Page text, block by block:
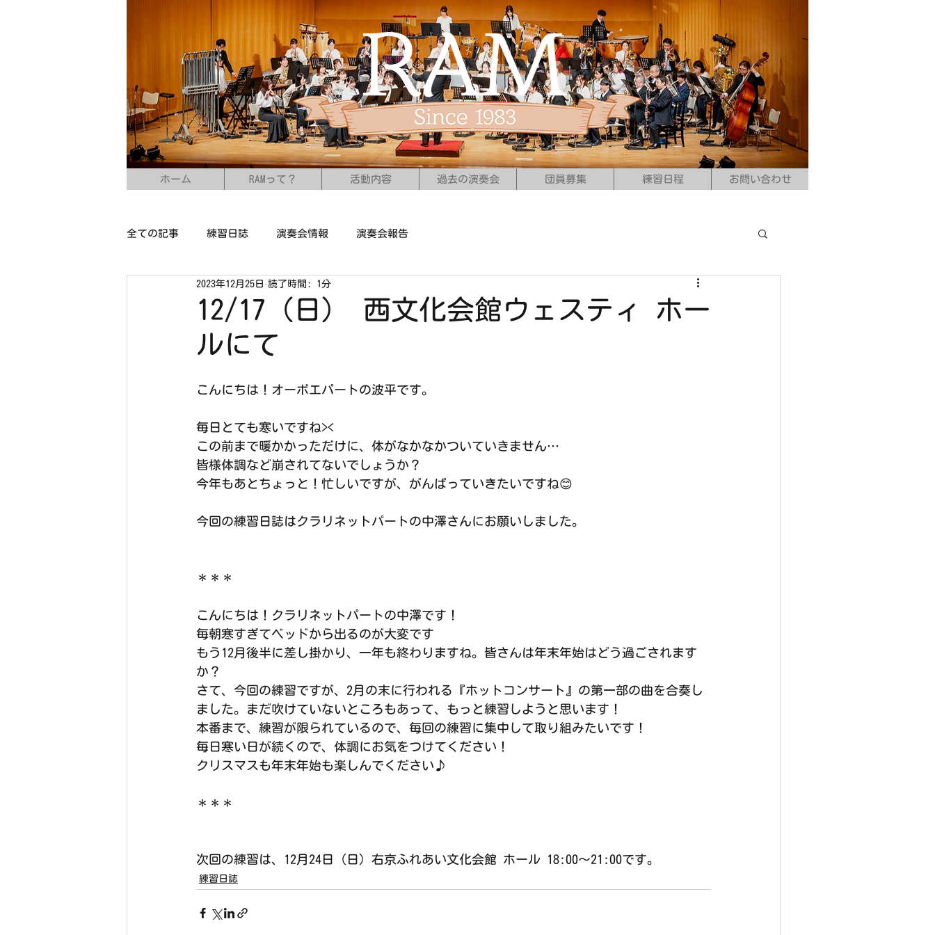
ホーム RAMって？ 活動内容 過去の演奏会 団員募集 練習日程 お問い合わせ
全ての記事 練習日誌 演奏会情報 演奏会報告
12/17（日） 西文化会館ウェスティ ホー
ルにて
2023年12月25日 読了時間: 1分
こんにちは！オーボエパートの波平です。
毎日とても寒いですね><
この前まで暖かかっただけに、体がなかなかついていきません…
皆様体調など崩されてないでしょうか？
今年もあとちょっと！忙しいですが、がんばっていきたいですね😊
今回の練習日誌はクラリネットパートの中澤さんにお願いしました。
＊＊＊
こんにちは！クラリネットパートの中澤です！
毎朝寒すぎてベッドから出るのが大変です
もう12月後半に差し掛かり、一年も終わりますね。皆さんは年末年始はどう過ごされます
か？
さて、今回の練習ですが、2月の末に行われる『ホットコンサート』の第一部の曲を合奏し
ました。まだ吹けていないところもあって、もっと練習しようと思います！
本番まで、練習が限られているので、毎回の練習に集中して取り組みたいです！
毎日寒い日が続くので、体調にお気をつけてください！
クリスマスも年末年始も楽しんでください♪
＊＊＊
次回の練習は、12月24日（日）右京ふれあい文化会館 ホール 18:00〜21:00です。
練習日誌